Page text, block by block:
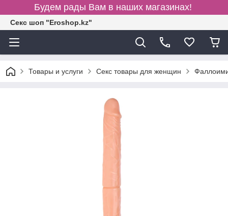
Будем рады Вам в наших магазинах!
Секс шоп "Eroshop.kz"
Товары и услуги Секс товары для женщин